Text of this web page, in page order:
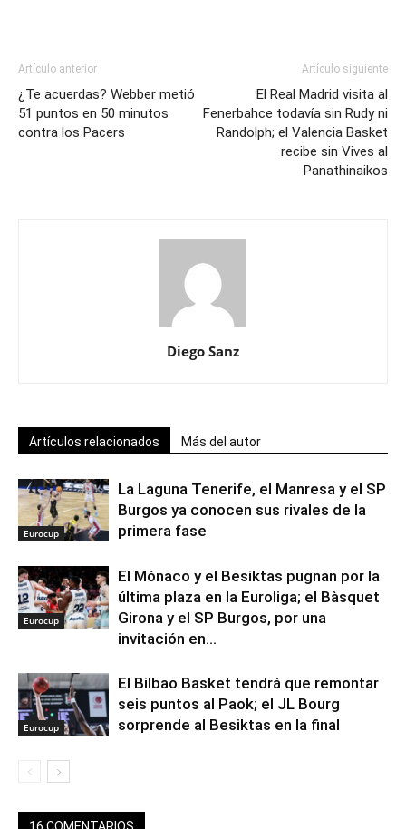
Artículo anterior
¿Te acuerdas? Webber metió
51 puntos en 50 minutos
contra los Pacers
Artículo siguiente
El Real Madrid visita al
Fenerbahce todavía sin Rudy ni
Randolph; el Valencia Basket
recibe sin Vives al
Panathinaikos
Diego Sanz
Artículos relacionados Más del autor
Eurocup
La Laguna Tenerife, el Manresa y el SP
Burgos ya conocen sus rivales de la
primera fase
Eurocup
El Mónaco y el Besiktas pugnan por la
última plaza en la Euroliga; el Bàsquet
Girona y el SP Burgos, por una
invitación en...
Eurocup
El Bilbao Basket tendrá que remontar
seis puntos al Paok; el JL Bourg
sorprende al Besiktas en la final